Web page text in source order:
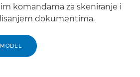
komandama za skeniranje i
dokumentima.